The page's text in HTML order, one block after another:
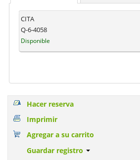
CITA
Q-6-4058
Disponible
Hacer reserva
Imprimir
Agregar a su carrito
Guardar registro